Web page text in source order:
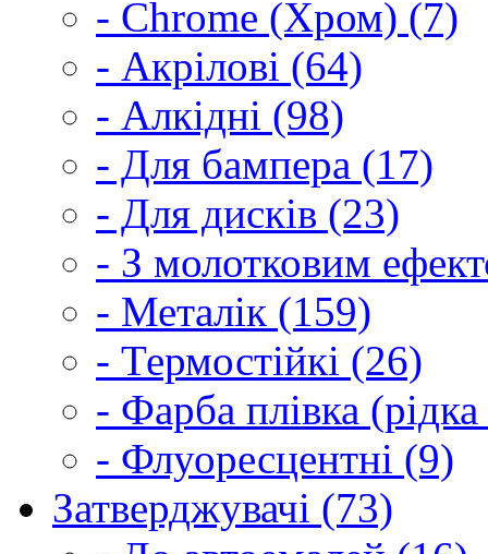
- Chrome (Хром) (7)
- Акрілові (64)
- Алкідні (98)
- Для бампера (17)
- Для дисків (23)
- З молотковим
- Металік (159)
- Термостійкі (26)
- Фарба плівка
- Флуоресцентні (9)
Затверджувачі (73)